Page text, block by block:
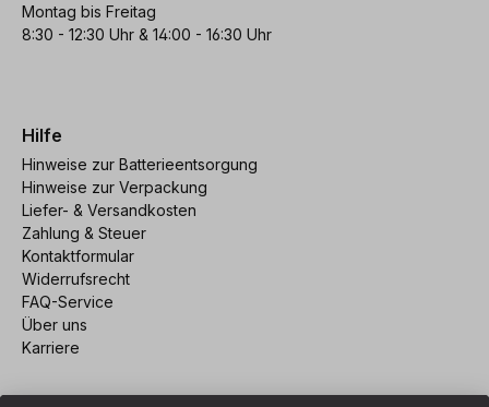
Montag bis Freitag
8:30 - 12:30 Uhr & 14:00 - 16:30 Uhr
Hilfe
Hinweise zur Batterieentsorgung
Hinweise zur Verpackung
Liefer- & Versandkosten
Zahlung & Steuer
Kontaktformular
Widerrufsrecht
FAQ-Service
Über uns
Karriere